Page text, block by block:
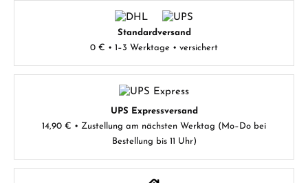
Standardversand
0 € • 1–3 Werktage • versichert
UPS Expressversand
14,90 € • Zustellung am nächsten Werktag (Mo–Do bei
Bestellung bis 11 Uhr)